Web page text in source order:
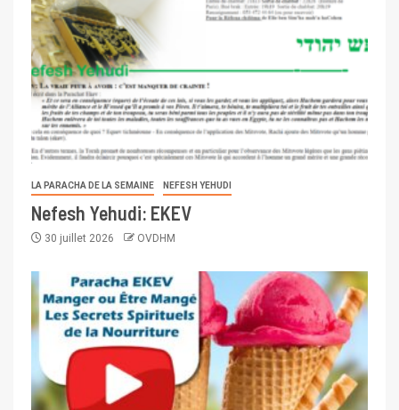
LA PARACHA DE LA SEMAINE NEFESH YEHUDI
Nefesh Yehudi: EKEV
30 juillet 2026 OVDHM